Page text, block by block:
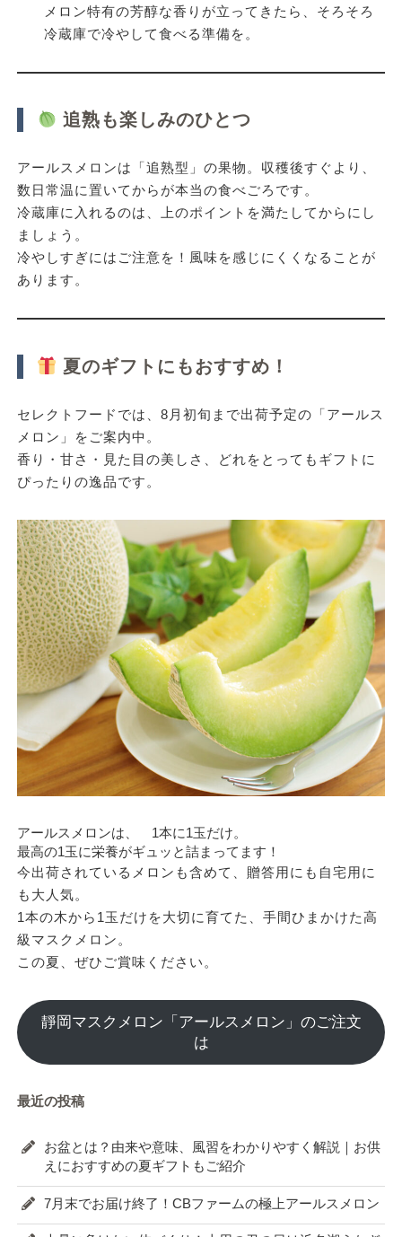
メロン特有の芳醇な香りが立ってきたら、そろそろ
冷蔵庫で冷やして食べる準備を。
追熟も楽しみのひとつ
アールスメロンは「追熟型」の果物。収穫後すぐより、
数日常温に置いてからが本当の食べごろです。
冷蔵庫に入れるのは、上のポイントを満たしてからにし
ましょう。
冷やしすぎにはご注意を！風味を感じにくくなることが
あります。
夏のギフトにもおすすめ！
セレクトフードでは、8月初旬まで出荷予定の「アールス
メロン」をご案内中。
香り・甘さ・見た目の美しさ、どれをとってもギフトに
ぴったりの逸品です。
アールスメロンは、 1本に1玉だけ。
最高の1玉に栄養がギュッと詰まってます！
今出荷されているメロンも含めて、贈答用にも自宅用に
も大人気。
1本の木から1玉だけを大切に育てた、手間ひまかけた高
級マスクメロン。
この夏、ぜひご賞味ください。
靜岡マスクメロン「アールスメロン」のご注文
は
最近の投稿
お盆とは？由来や意味、風習をわかりやすく解説｜お供
えにおすすめの夏ギフトもご紹介
7月末でお届け終了！CBファームの極上アールスメロン